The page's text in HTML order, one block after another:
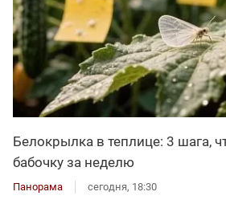
Белокрылка в теплице: 3 шага,
бабочку за неделю
Панорама сегодня, 18:30